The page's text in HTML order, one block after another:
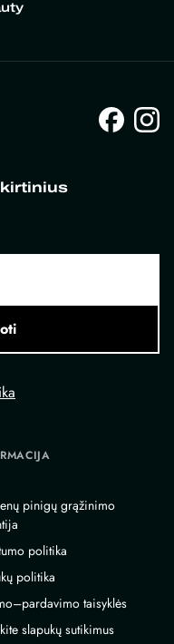
pinigų grąžinimo
politika
politika
taisyklės
slapukų sutikimus